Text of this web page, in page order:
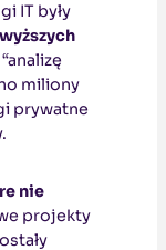
IT były
miliony
prywatne
nie
projekty